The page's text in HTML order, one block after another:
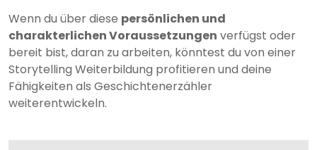
Wenn du über diese persönlichen und
charakterlichen Voraussetzungen verfügst oder
bereit bist, daran zu arbeiten, könntest du von einer
Storytelling Weiterbildung profitieren und deine
Fähigkeiten als Geschichtenerzähler
weiterentwickeln.